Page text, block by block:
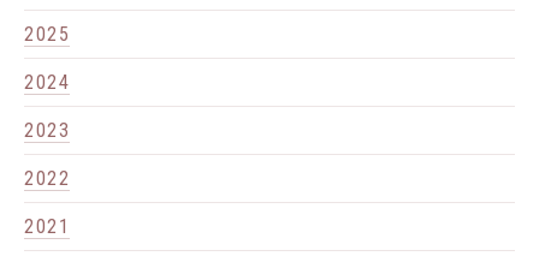
2025
2024
2023
2022
2021